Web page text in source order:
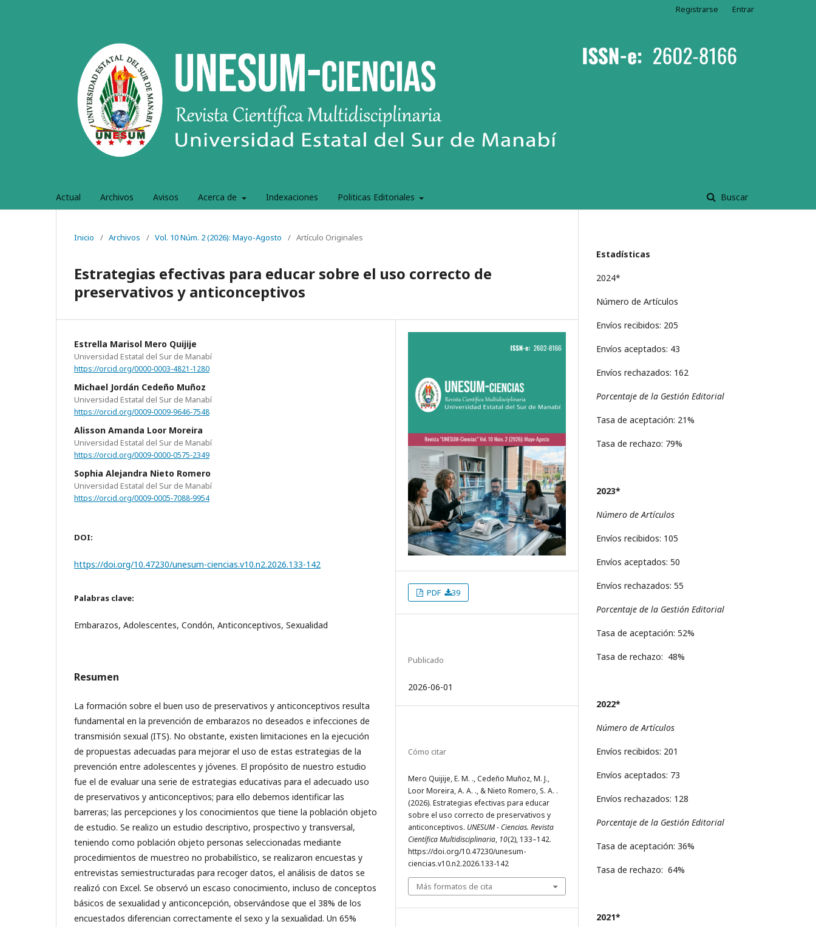
Actual Archivos Avisos Acerca de Indexaciones Politicas Editoriales Buscar
Registrarse Entrar
Inicio / Archivos / Vol. 10 Núm. 2 (2026): Mayo-Agosto / Artículo Originales
Estrategias efectivas para educar sobre el uso correcto de
preservativos y anticonceptivos
Estrella Marisol Mero Quijije
Universidad Estatal del Sur de Manabí
https://orcid.org/0000-0003-4821-1280
Michael Jordán Cedeño Muñoz
Universidad Estatal del Sur de Manabí
https://orcid.org/0009-0009-9646-7548
Alisson Amanda Loor Moreira
Universidad Estatal del Sur de Manabí
https://orcid.org/0009-0000-0575-2349
Sophia Alejandra Nieto Romero
Universidad Estatal del Sur de Manabí
https://orcid.org/0009-0005-7088-9954
DOI:
https://doi.org/10.47230/unesum-ciencias.v10.n2.2026.133-142
Palabras clave:
Embarazos, Adolescentes, Condón, Anticonceptivos, Sexualidad
Resumen
La formación sobre el buen uso de preservativos y anticonceptivos resulta
fundamental en la prevención de embarazos no deseados e infecciones de
transmisión sexual (ITS). No obstante, existen limitaciones en la ejecución
de propuestas adecuadas para mejorar el uso de estas estrategias de la
prevención entre adolescentes y jóvenes. El propósito de nuestro estudio
fue el de evaluar una serie de estrategias educativas para el adecuado uso
de preservativos y anticonceptivos; para ello debemos identificar las
barreras; las percepciones y los conocimientos que tiene la población objeto
de estudio. Se realizo un estudio descriptivo, prospectivo y transversal,
teniendo como población objeto personas seleccionadas mediante
procedimientos de muestreo no probabilístico, se realizaron encuestas y
entrevistas semiestructuradas para recoger datos, el análisis de datos se
realizó con Excel. Se observó un escaso conocimiento, incluso de conceptos
básicos de sexualidad y anticoncepción, observándose que el 38% de los
encuestados diferencian correctamente el sexo y la sexualidad. Un 65%
PDF 39
Publicado
2026-06-01
Cómo citar
Mero Quijije, E. M. ., Cedeño Muñoz, M. J.,
Loor Moreira, A. A. ., & Nieto Romero, S. A. .
(2026). Estrategias efectivas para educar
sobre el uso correcto de preservativos y
anticonceptivos. UNESUM - Ciencias. Revista
Científica Multidisciplinaria, 10(2), 133–142.
https://doi.org/10.47230/unesum-
ciencias.v10.n2.2026.133-142
Más formatos de cita
Estadísticas
2024*
Número de Artículos
Envíos recibidos: 205
Envíos aceptados: 43
Envíos rechazados: 162
Porcentaje de la Gestión Editorial
Tasa de aceptación: 21%
Tasa de rechazo: 79%
2023*
Número de Artículos
Envíos recibidos: 105
Envíos aceptados: 50
Envíos rechazados: 55
Porcentaje de la Gestión Editorial
Tasa de aceptación: 52%
Tasa de rechazo: 48%
2022*
Número de Artículos
Envíos recibidos: 201
Envíos aceptados: 73
Envíos rechazados: 128
Porcentaje de la Gestión Editorial
Tasa de aceptación: 36%
Tasa de rechazo: 64%
2021*